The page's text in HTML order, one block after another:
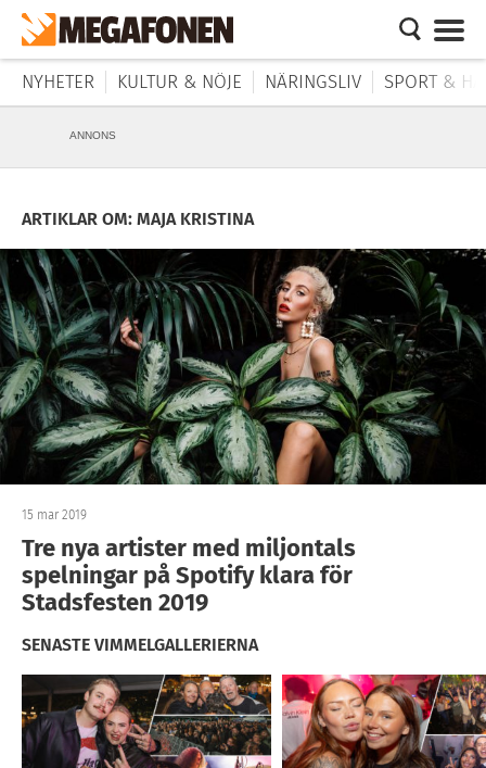
NYHETER KULTUR & NÖJE NÄRINGSLIV SPORT &
ANNONS
ARTIKLAR OM: MAJA KRISTINA
15 mar 2019
Tre nya artister med miljontals
spelningar på Spotify klara för
Stadsfesten 2019
SENASTE VIMMELGALLERIERNA